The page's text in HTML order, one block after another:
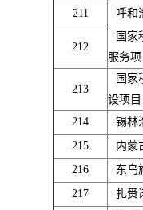
211
呼和
212
国家
服务
213
国家
设项目
214
锡林
215
内蒙
216
东乌
217
扎赉